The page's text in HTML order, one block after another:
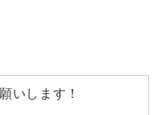
いします！